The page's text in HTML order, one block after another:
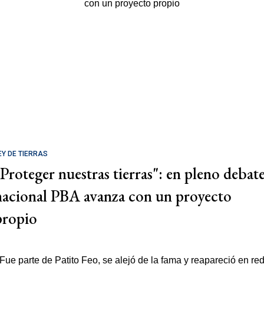
DE TIERRAS
nuestras tierras": en pleno
PBA avanza con un proyecto